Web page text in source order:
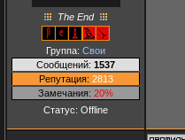
The End
Группа: Свои
Сообщений: 1537
Репутация: 2813
Замечания: 20%
Статус: Offline